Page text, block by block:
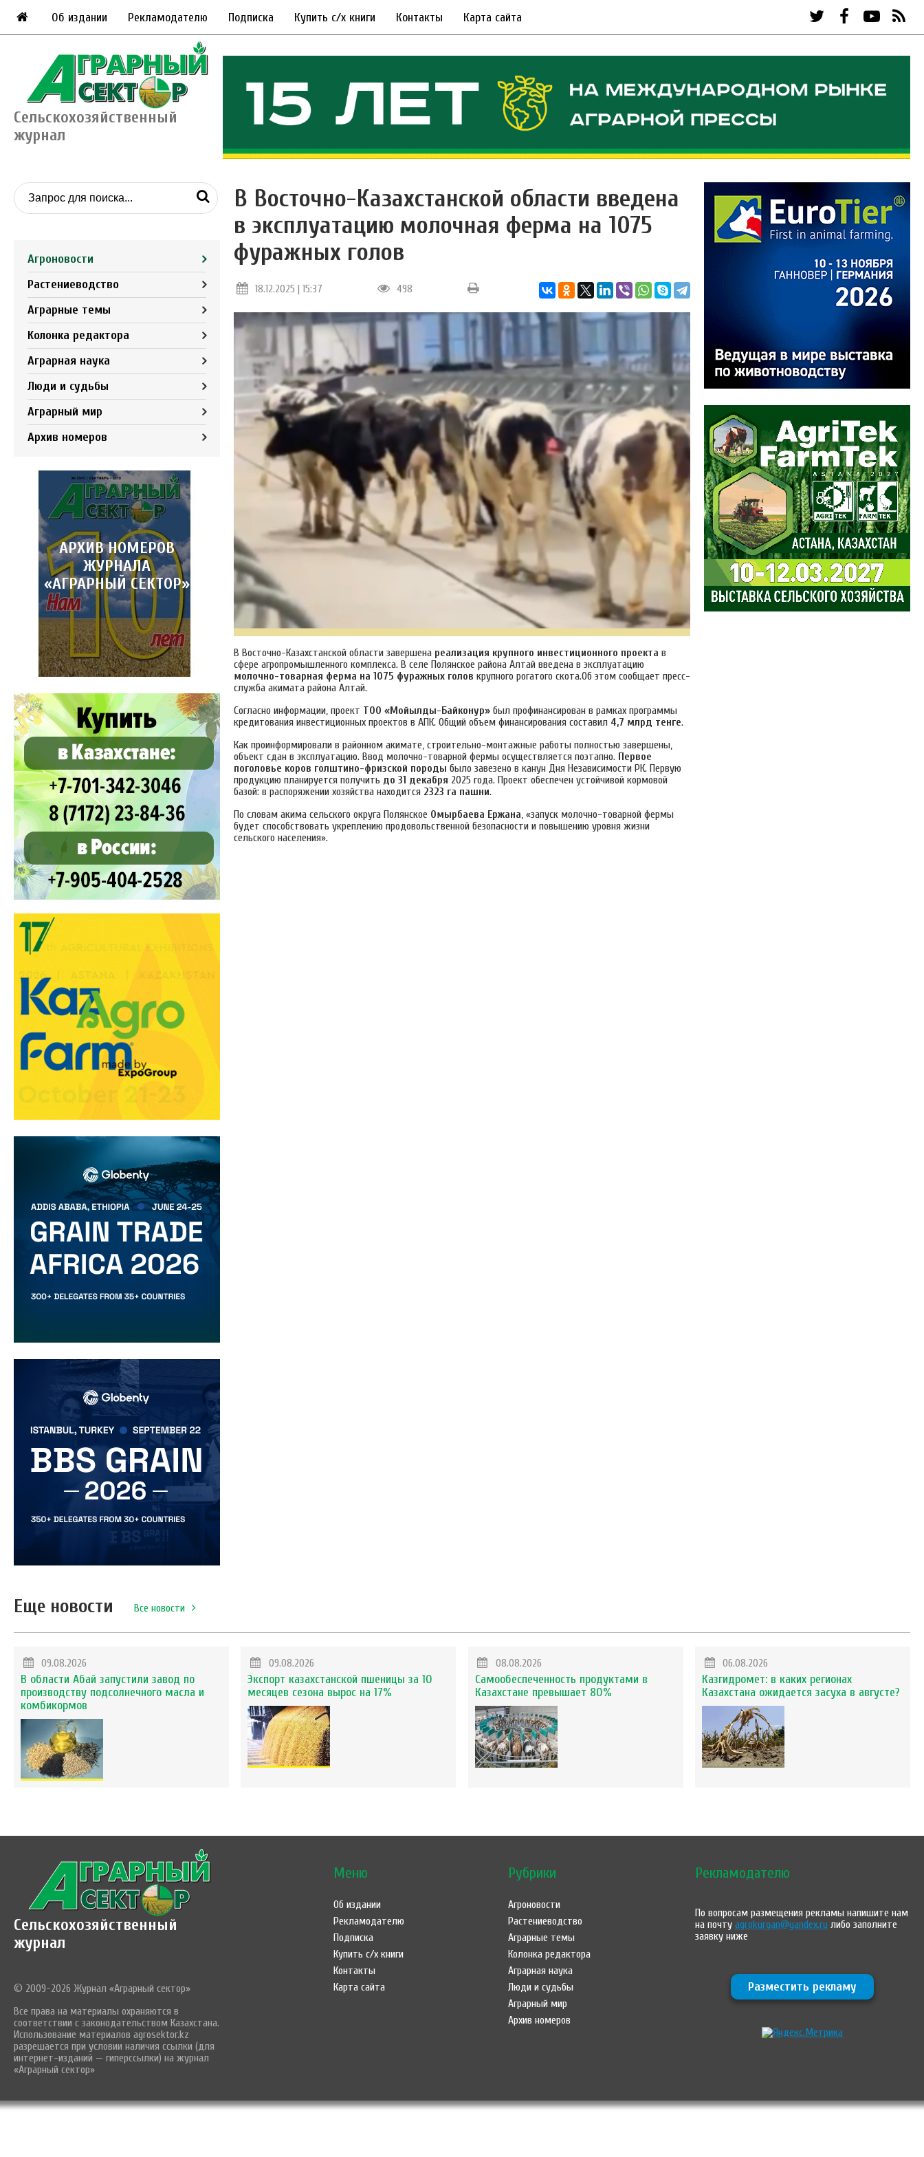
Об издании Рекламодателю Подписка Купить с/х книги Контакты Карта сайта
Сельскохозяйственный
журнал
Агроновости
Растениеводство
Аграрные темы
Колонка редактора
Аграрная наука
Люди и судьбы
Аграрный мир
Архив номеров
АРХИВ НОМЕРОВ
ЖУРНАЛА
«АГРАРНЫЙ СЕКТОР»
В Восточно-Казахстанской области введена
в эксплуатацию молочная ферма на 1075
фуражных голов
18.12.2025 | 15:37 498
В Восточно-Казахстанской области завершена реализация крупного инвестиционного проекта в
сфере агропромышленного комплекса. В селе Полянское района Алтай введена в эксплуатацию
молочно-товарная ферма на 1075 фуражных голов крупного рогатого скота.Об этом сообщает пресс-
служба акимата района Алтай.
Согласно информации, проект ТОО «Мойылды-Байконур» был профинансирован в рамках программы
кредитования инвестиционных проектов в АПК. Общий объем финансирования составил 4,7 млрд тенге.
Как проинформировали в районном акимате, строительно-монтажные работы полностью завершены,
объект сдан в эксплуатацию. Ввод молочно-товарной фермы осуществляется поэтапно. Первое
поголовье коров голштино-фризской породы было завезено в канун Дня Независимости РК. Первую
продукцию планируется получить до 31 декабря 2025 года. Проект обеспечен устойчивой кормовой
базой: в распоряжении хозяйства находится 2323 га пашни.
По словам акима сельского округа Полянское Омырбаева Ержана, «запуск молочно-товарной фермы
будет способствовать укреплению продовольственной безопасности и повышению уровня жизни
сельского населения».
Еще новости Все новости
09.08.2026
В области Абай запустили завод по
производству подсолнечного масла и
комбикормов
09.08.2026
Экспорт казахстанской пшеницы за 10
месяцев сезона вырос на 17%
08.08.2026
Самообеспеченность продуктами в
Казахстане превышает 80%
06.08.2026
Казгидромет: в каких регионах
Казахстана ожидается засуха в августе?
Сельскохозяйственный
журнал
© 2009-2026 Журнал «Аграрный сектор»
Все права на материалы охраняются в
соответствии с законодательством Казахстана.
Использование материалов agrosektor.kz
разрешается при условии наличия ссылки (для
интернет-изданий — гиперссылки) на журнал
«Аграрный сектор»
Меню
Об издании
Рекламодателю
Подписка
Купить с/х книги
Контакты
Карта сайта
Рубрики
Агроновости
Растениеводство
Аграрные темы
Колонка редактора
Аграрная наука
Люди и судьбы
Аграрный мир
Архив номеров
Рекламодателю
По вопросам размещения рекламы напишите нам
на почтуagrokurgan@yandex.ru либо заполните
заявку ниже
Разместить рекламу